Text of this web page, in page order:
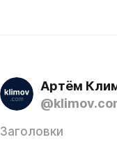
Артём
Заголовки